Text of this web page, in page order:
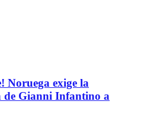
Noruega exige la
de Gianni Infantino a